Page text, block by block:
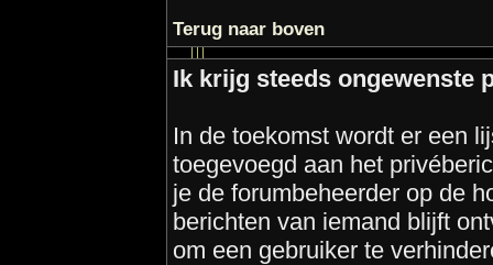
Terug naar boven
Ik krijg steeds ongewenste
In de toekomst wordt er een
toegevoegd aan het
je de forumbeheerder op de
berichten van iemand blijft
om een gebruiker te